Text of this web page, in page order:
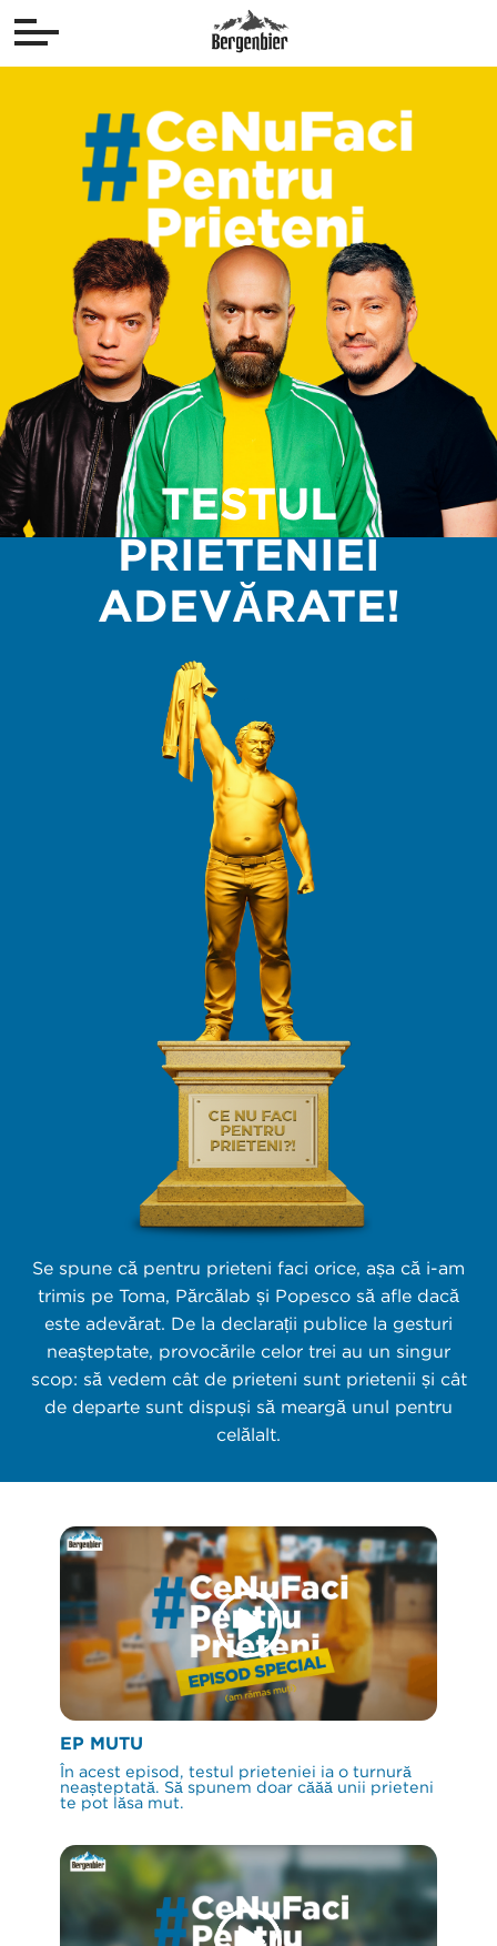
TESTUL
PRIETENIEI
ADEVĂRATE!
Se spune că pentru prieteni faci orice, așa că i-am
trimis pe Toma, Părcălab și Popesco să afle dacă
este adevărat. De la declarații publice la gesturi
neașteptate, provocările celor trei au un singur
scop: să vedem cât de prieteni sunt prietenii și cât
de departe sunt dispuși să meargă unul pentru
celălalt.
EP MUTU
În acest episod, testul prieteniei ia o turnură
neașteptată. Să spunem doar căăă unii prieteni
te pot lăsa mut.